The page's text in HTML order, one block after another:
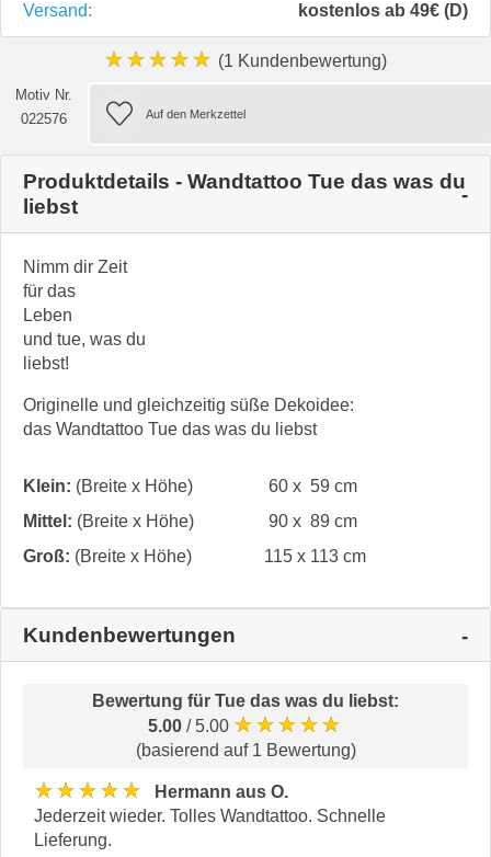
Versand:
kostenlos ab 49€ (D)
★★★★★ (1 Kundenbewertung)
Motiv Nr.
022576
Produktdetails - Wandtattoo Tue das was du
liebst
Nimm dir Zeit
für das
Leben
und tue, was du
liebst!
Originelle und gleichzeitig süße Dekoidee:
das Wandtattoo Tue das was du liebst
Klein: (Breite x Höhe)
60 x 59 cm
Mittel: (Breite x Höhe)
90 x 89 cm
Groß: (Breite x Höhe) 115 x 113 cm
Kundenbewertungen
Bewertung für Tue das was du liebst:
5.00 / 5.00 ★★★★★
(basierend auf 1 Bewertung)
★★★★★
Hermann aus O.
Jederzeit wieder. Tolles Wandtattoo. Schnelle
Lieferung.